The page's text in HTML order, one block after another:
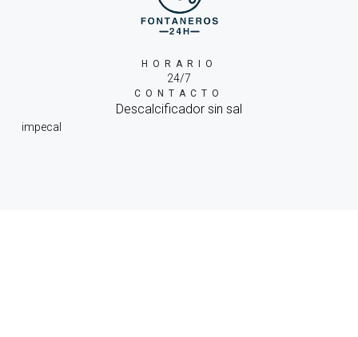
HORARIO
24/7
CONTACTO
Descalcificador sin sal
impecal